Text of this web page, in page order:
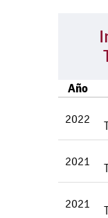
Año
2022
2021
2021